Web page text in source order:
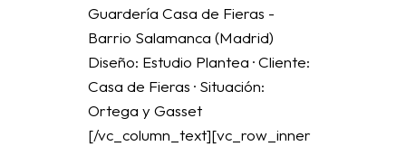
Guardería Casa de Fieras -
Barrio Salamanca (Madrid)
Diseño: Estudio Plantea · Cliente:
Casa de Fieras · Situación:
Ortega y Gasset
[/vc_column_text][vc_row_inner